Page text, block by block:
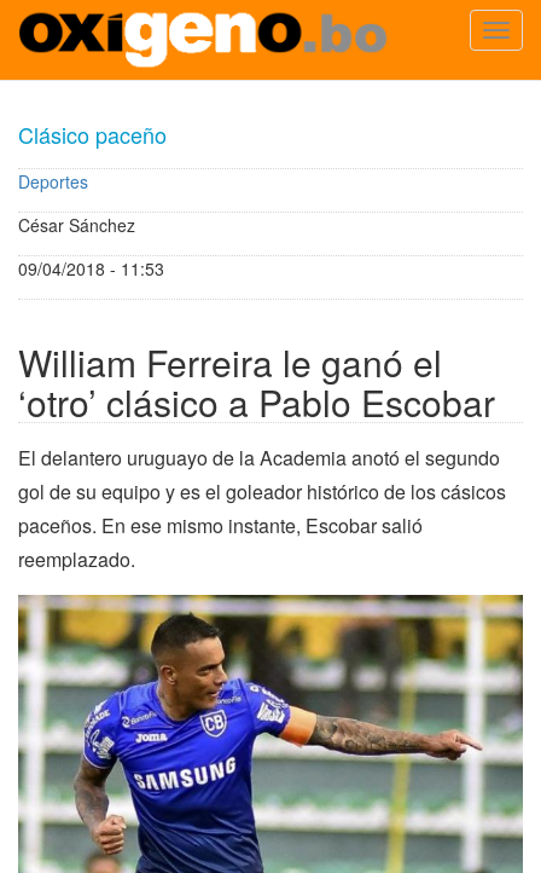
contenido
principal
Clásico paceño
Deportes
César Sánchez
09/04/2018 - 11:53
William Ferreira le ganó el
‘otro’ clásico a Pablo Escobar
El delantero uruguayo de la Academia anotó el segundo
gol de su equipo y es el goleador histórico de los cásicos
paceños. En ese mismo instante, Escobar salió
reemplazado.